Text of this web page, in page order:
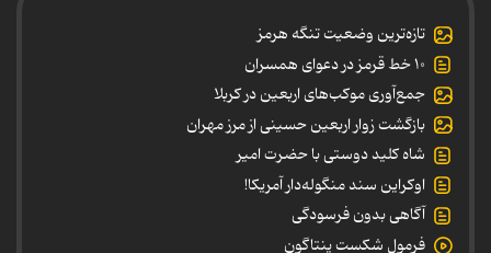
تازه‌ترین وضعیت تنگه هرمز
۱۰ خط قرمز در دعوای همسران
جمع‌آوری موکب‌های اربعین در کربلا
بازگشت زوار اربعین حسینی از مرز مهران
شاه کلید دوستی با حضرت امیر
اوکراین سند منگوله‌دار آمریکا!
آگاهی بدون فرسودگی
فرمول شکست پنتاگون